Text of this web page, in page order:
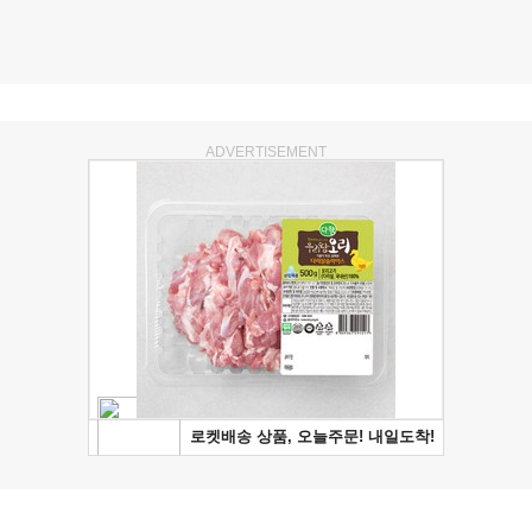
ADVERTISEMENT